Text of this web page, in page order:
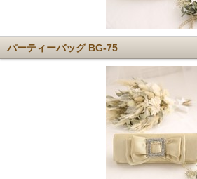
パーティーバッグ BG-75